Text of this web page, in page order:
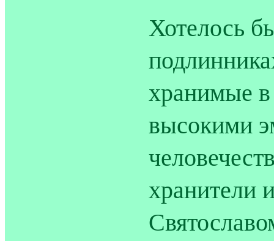
Хотелось
хранимые
высокими
хранители